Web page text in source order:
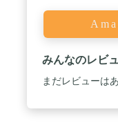
みんなのレビ
まだレビューは